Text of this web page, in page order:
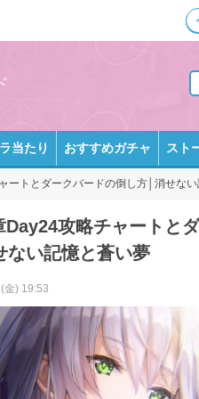
当たり おすすめガチャ スト
ートとダークバードの倒し方│消せな
攻略チャートと
ない記憶と蒼い夢
金) 19:53